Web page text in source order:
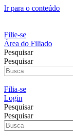
Ir para o conteúdo
Filie-se
Área do Filiado
Pesquisar
Pesquisar
Filia-se
Login
Pesquisar
Pesquisar